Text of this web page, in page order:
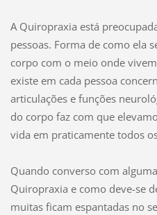
A Quiropraxia está
pessoas. Forma de como ela
corpo com o meio onde
existe em cada pessoa
articulações e funções
do corpo faz com que
vida em praticamente todos
Quando converso com
Quiropraxia e como deve-se
muitas ficam espantadas no